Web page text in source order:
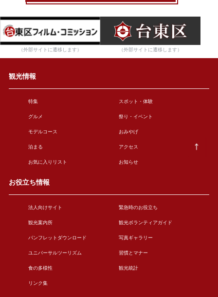
（外部サイトに遷移します） （外部サイトに遷移します）
観光情報
特集 スポット・体験
グルメ 祭り・イベント
モデルコース おみやげ
泊まる アクセス
お気に入りリスト お知らせ
お役立ち情報
法人向けサイト 緊急時のお役立ち
観光案内所 観光ボランティアガイド
パンフレットダウンロード 写真ギャラリー
ユニバーサルツーリズム 習慣とマナー
食の多様性 観光統計
リンク集